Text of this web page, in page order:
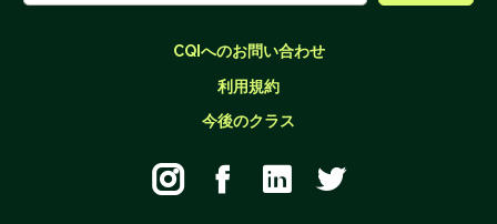
CQIへのお問い合わせ
利用規約
今後のクラス
   